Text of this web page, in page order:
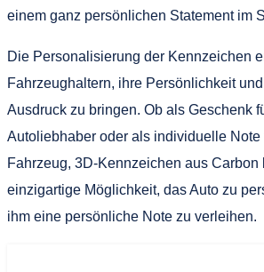
einem ganz persönlichen Statement im
Die Personalisierung der Kennzeichen
Fahrzeughaltern, ihre Persönlichkeit
Ausdruck zu bringen. Ob als Geschenk
Autoliebhaber oder als individuelle Note
Fahrzeug, 3D-Kennzeichen aus Carbon
einzigartige Möglichkeit, das Auto zu
ihm eine persönliche Note zu verleihen.